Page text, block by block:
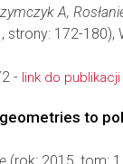
A,
strony: 172-180),
- link do publikacji
to